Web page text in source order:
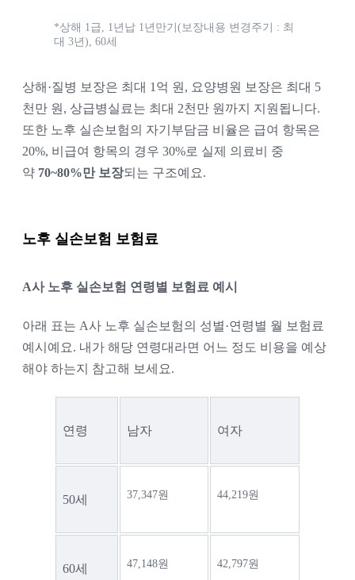
*상해 1급,
1년납 1년만기(보장내용 변경주기 : 최
대 3년), 60세
상해·질병 보장은 최대 1억 원, 요양병원 보장은 최대 5
천만 원, 상급병실료는 최대 2천만 원까지 지원됩니다.
또한 노후 실손보험의 자기부담금 비율은 급여 항목은
20%, 비급여 항목의 경우 30%로 실제 의료비 중
약 70~80%만 보장되는 구조예요.
노후 실손보험 보험료
A사 노후 실손보험 연령별 보험료 예시
아래 표는 A사 노후 실손보험의 성별·연령별 월 보험료
예시 예요. 내가 해당 연령대라면 어느 정도 비용을 예상
해야 하는지 참고해 보세요.
연령 남자 여자
50세 37,347원 44,219원
60세 47,148원 42,797원